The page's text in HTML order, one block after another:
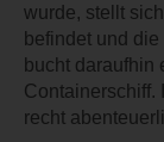
wurde, stellt
befindet und
bucht daraufhin
Containerschiff.
recht